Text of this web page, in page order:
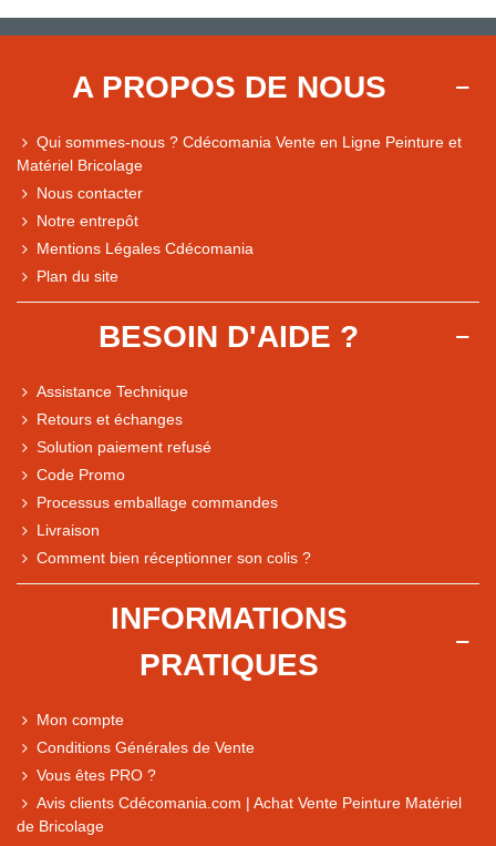
Comparaison des performances du magasin
A PROPOS DE NOUS
Qui sommes-nous ? Cdécomania Vente en Ligne Peinture et
Matériel Bricolage
Nous contacter
Notre entrepôt
Mentions Légales Cdécomania
Plan du site
BESOIN D'AIDE ?
Assistance Technique
Retours et échanges
Solution paiement refusé
Code Promo
Processus emballage commandes
Livraison
Comment bien réceptionner son colis ?
INFORMATIONS
PRATIQUES
Mon compte
Conditions Générales de Vente
Vous êtes PRO ?
Avis clients Cdécomania.com | Achat Vente Peinture Matériel
de Bricolage